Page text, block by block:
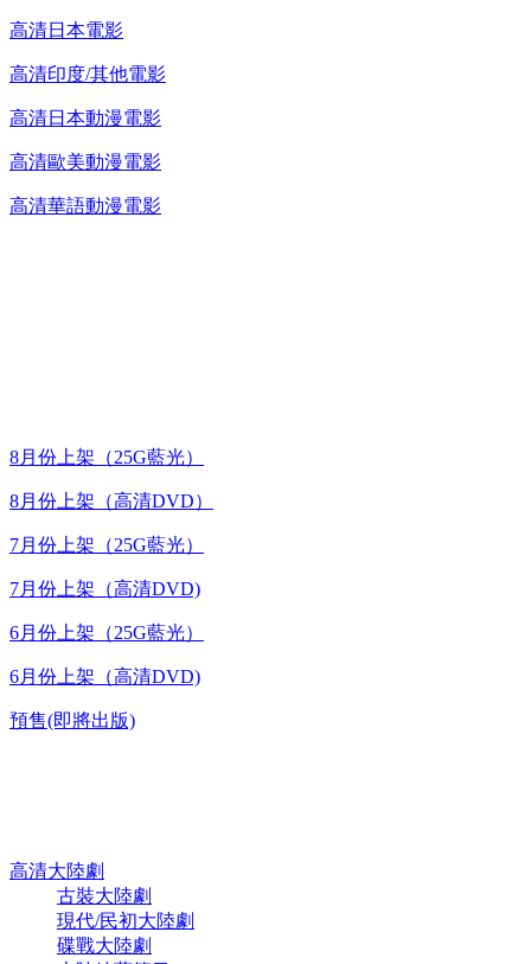
高清日本電影
高清印度/其他電影
高清日本動漫電影
高清歐美動漫電影
高清華語動漫電影
8月份上架（25G藍光）
8月份上架（高清DVD）
7月份上架（25G藍光）
7月份上架（高清DVD)
6月份上架（25G藍光）
6月份上架（高清DVD)
預售(即將出版)
高清大陸劇
古裝大陸劇
現代/民初大陸劇
碟戰大陸劇